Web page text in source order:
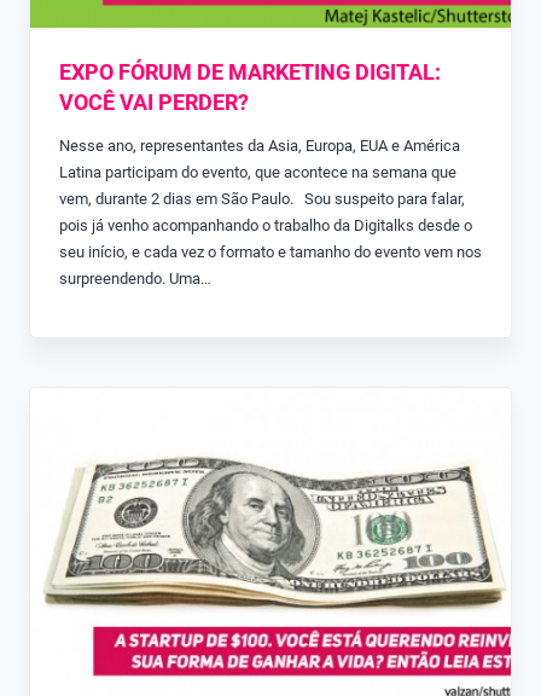
EXPO FÓRUM DE MARKETING DIGITAL:
VOCÊ VAI PERDER?
Nesse ano, representantes da Asia, Europa, EUA e América
Latina participam do evento, que acontece na semana que
vem, durante 2 dias em São Paulo. Sou suspeito para falar,
pois já venho acompanhando o trabalho da Digitalks desde o
seu início, e cada vez o formato e tamanho do evento vem nos
surpreendendo. Uma…